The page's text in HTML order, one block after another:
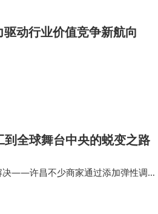
动行业价值竞争新航向
全球舞台中央的蜕变之路
决——许昌不少商家通过添加弹性调节